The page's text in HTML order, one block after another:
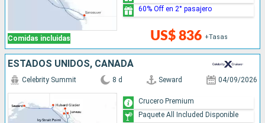
Comidas incluidas US$ 836 +Tasas
60% Off en 2° pasajero
ESTADOS UNIDOS, CANADÁ
Celebrity Summit 8 d Seward 04/09/2026
Crucero Premium
Paquete All Included Disponible